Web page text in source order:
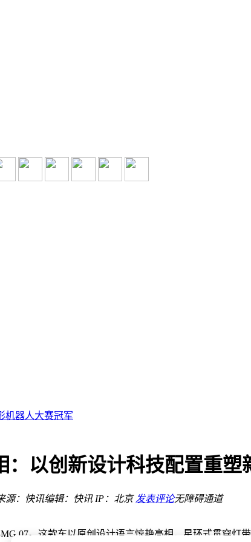
上竞逐创新未来
后的AI创业取舍
机器人大赛冠军
择？
元
化提质升级
探AI未来新可能
动产业升级
上竞逐创新未来
：以创新设计科技配置重塑
源：快讯编辑：快讯 IP：北京 发表评论无障碍通道
07。这款车以原创设计语言惊艳亮相，星环式贯穿灯